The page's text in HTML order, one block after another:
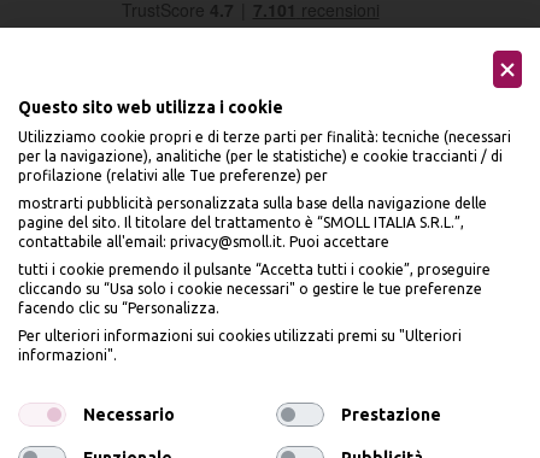
Accettiamo
Seguici sui social
Questo sito web utilizza i cookie
Utilizziamo cookie propri e di terze parti per finalità: tecniche (necessari
per la navigazione), analitiche (per le statistiche) e cookie traccianti / di
profilazione (relativi alle Tue preferenze) per
mostrarti pubblicità personalizzata sulla base della navigazione delle
pagine del sito. Il titolare del trattamento è “SMOLL ITALIA S.R.L.”,
contattabile all'email: privacy@smoll.it. Puoi accettare
tutti i cookie premendo il pulsante “Accetta tutti i cookie”, proseguire
cliccando su “Usa solo i cookie necessari" o gestire le tue preferenze
facendo clic su “Personalizza.
Per ulteriori informazioni sui cookies utilizzati premi su "Ulteriori
informazioni".
Necessario Prestazione
BENVENUTO DA
PIÙME
IL10% DI SCONTO